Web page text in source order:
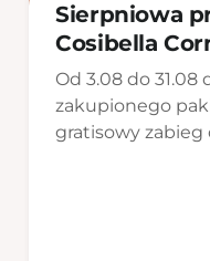
Sierpniowa
Cosibella
Od 3.08 do 31.08
zakupionego
gratisowy zabieg